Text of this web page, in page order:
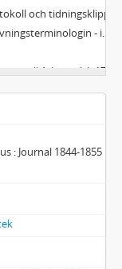
och tidningsklipp
innovationer och termspridning
till Arkangelsk 1701
arkiv
Norrlandsundersökning 1929
Västerbottens län 1714
: Journal 1844-1855